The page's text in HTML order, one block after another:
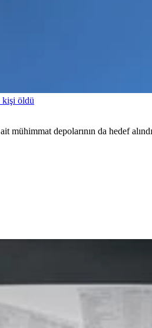
kişi öldü
mühimmat depolarının da hedef